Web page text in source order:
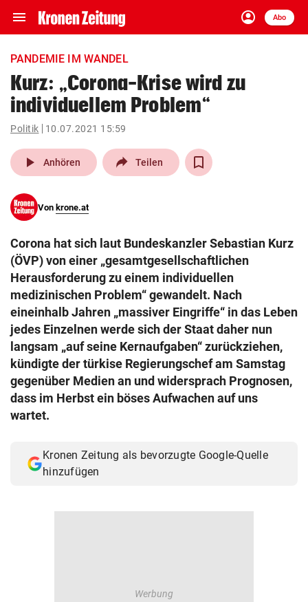
menu Navigation
ein-/ausklappen
account_circle
Anmelden
Abo
close Schließen
account_circle Anmelden
pin_drop
Wien arrow_right
search
eingeben
© Krone Multimedia GmbH & Co KG 2026
Muthgasse 2, 1190 Wien
PANDEMIE IM WANDEL
Kurz: „Corona-Krise wird zu
individuellem Problem“
Politik 10.07.2021 15:59
play_arrow Anhören Teilen
Von krone.at
Corona hat sich laut Bundeskanzler Sebastian Kurz
(ÖVP) von einer „gesamtgesellschaftlichen
Herausforderung zu einem individuellen
medizinischen Problem“ gewandelt. Nach
eineinhalb Jahren „massiver Eingriffe“ in das Leben
jedes Einzelnen werde sich der Staat daher nun
langsam „auf seine Kernaufgaben“ zurückziehen,
kündigte der türkise Regierungschef am Samstag
gegenüber Medien an und widersprach Prognosen,
dass im Herbst ein böses Aufwachen auf uns
wartet.
Kronen Zeitung als bevorzugte Google-Quelle
hinzufügen